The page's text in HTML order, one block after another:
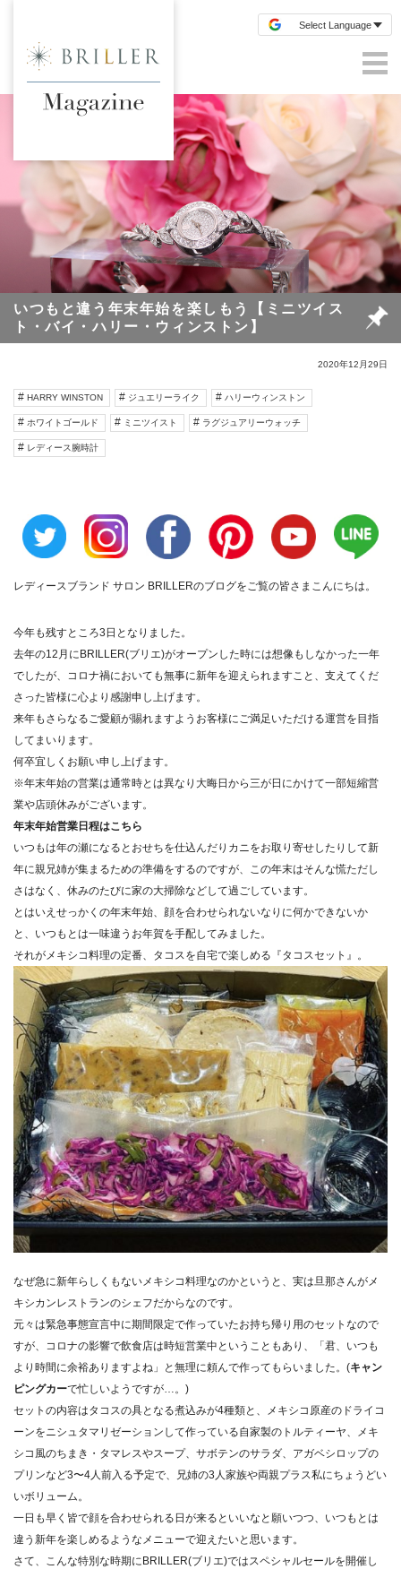
いつもと違う年末年始を楽しもう【ミニツイス
ト・バイ・ハリー・ウィンストン】
2020年12月29日
HARRY WINSTON ジュエリーライク ハリーウィンストン
ホワイトゴールド ミニツイスト ラグジュアリーウォッチ
レディース腕時計
レディースブランド サロン BRILLERのブログをご覧の皆さまこんにちは。
今年も残すところ3日となりました。
去年の12月にBRILLER(ブリエ)がオープンした時には想像もしなかった一年
でしたが、コロナ禍においても無事に新年を迎えられますこと、 支えてくだ
さった皆様に心より感謝申し上げます。
来年もさらなるご愛顧が賜れますようお客様にご満足いただける運営を目指
してまいります。
何卒宜しくお願い申し上げます。
※年末年始の営業は通常時とは異なり大晦日から三が日にかけて一部短縮営
業や店頭休みがございます。
年末年始営業日程はこちら
いつもは年の瀬になるとおせちを仕込んだりカニをお取り寄せした りして新
年に親兄姉が集まるための準備をするのですが、 この年末はそんな慌ただし
さはなく、 休みのたびに家の大掃除などして過ごしています。
とはいえせっかくの年末年始、 顔を合わせられないなりに何かできないか
と、 いつもとは一味違うお年賀を手配してみました。
それがメキシコ料理の定番、タコスを自宅で楽しめる『タコスセット』。
なぜ急に新年らしくもないメキシコ料理なのかというと、 実は旦那さんがメ
キシカンレストランのシェフだからなのです。
元々は緊急事態宣言中に期間限定で作っていたお持ち帰り用のセッ トなので
すが、 コロナの影響で飲食店は時短営業中ということもあり、「君、 いつも
より時間に余裕ありますよね」
と無理に頼んで作ってもらいました。(キャン
ピングカーで忙しいようですが…。)
セットの内容はタコスの具となる煮込みが4種類と、
メキシコ原産のドライコ
ーンをニシュタマリゼーションして作っている自家製のトルティーヤ、メキ
シコ風のちまき・ タマレスやスープ、サボテンのサラダ、 アガベシロップの
プリンなど3〜4人前入る予定で、
兄姉の3人家族や両親プラス私にちょうどい
いボリューム。
一日も早く皆で顔を合わせられる日が来るといいなと願いつつ、 いつもとは
違う新年を楽しめるようなメニューで迎えたいと思いま す。
さて、こんな特別な時期にBRILLER(ブリエ)ではスペシャルセールを開催し